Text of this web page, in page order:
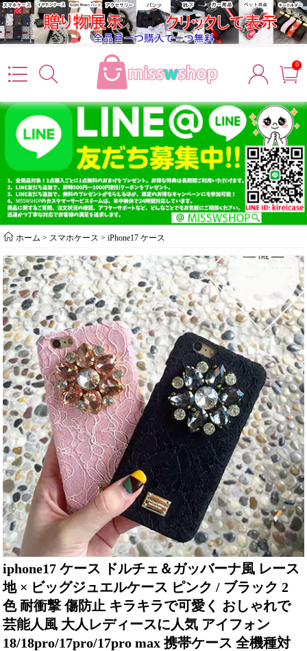
0
ホーム > スマホケース >iPhone17 ケース
iphone17 ケース ドルチェ＆ガッバーナ風 レース
地 × ビッグジュエルケース ピンク / ブラック 2
色 耐衝撃 傷防止 キラキラで可愛く おしゃれで
芸能人風 大人レディースに人気 アイフォン
18/18pro/17pro/17pro max 携帯ケース 全機種対